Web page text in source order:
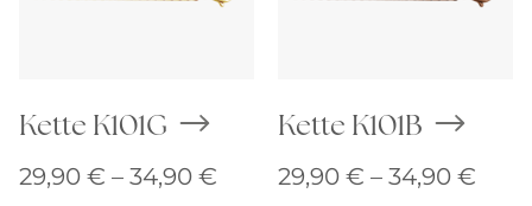
Kette K101G
29,90 € – 34,90 € Preisspanne:
Kette K101B
29,90 € – 34,90 €